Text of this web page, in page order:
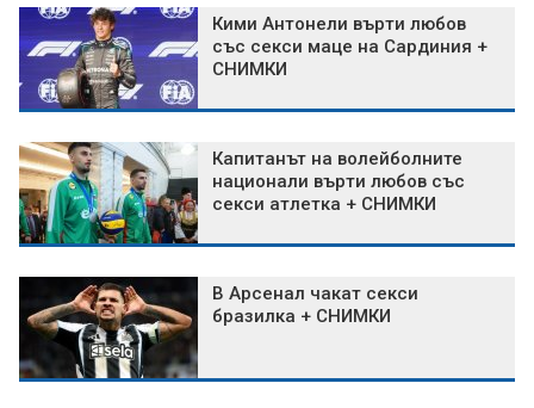
Кими Антонели върти любов
със секси маце на Сардиния +
СНИМКИ
Капитанът на волейболните
национали върти любов със
секси атлетка + СНИМКИ
В Арсенал чакат секси
бразилка + СНИМКИ